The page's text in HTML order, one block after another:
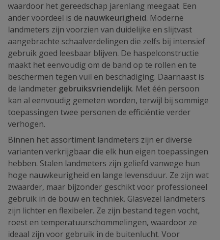
waardoor het gereedschap jarenlang meegaat. Een
ander voordeel is de nauwkeurigheid. Moderne
landmeters zijn voorzien van duidelijke en slijtvast
aangebrachte schaalverdelingen die zelfs bij intensief
gebruik goed leesbaar blijven. De haspelconstructie
maakt het eenvoudig om de band op te rollen en te
beschermen tegen vuil en beschadiging. Daarnaast is
de landmeter gebruiksvriendelijk. Met één persoon
kan al eenvoudig gemeten worden, terwijl bij sommige
toepassingen twee personen de efficiëntie verder
verhogen.
Binnen het assortiment landmeters zijn er diverse
varianten verkrijgbaar die elk hun eigen toepassingen
hebben. Stalen landmeters zijn geliefd vanwege hun
hoge nauwkeurigheid en lange levensduur. Ze zijn wat
zwaarder, maar bijzonder geschikt voor professioneel
gebruik in de bouw en techniek. Glasvezel landmeters
zijn lichter en flexibeler. Ze zijn bestand tegen vocht,
roest en temperatuurschommelingen, waardoor ze
ideaal zijn voor gebruik in de buitenlucht. Voor